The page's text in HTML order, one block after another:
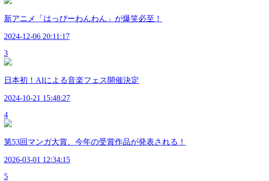
新アニメ「はっぴーわんわん」が爆笑必至！
2024-12-06 20:11:17
3
日本初！AIによる音楽フェス開催決定
2024-10-21 15:48:27
4
第53回マンガ大賞、今年の受賞作品が発表される！
2026-03-01 12:34:15
5